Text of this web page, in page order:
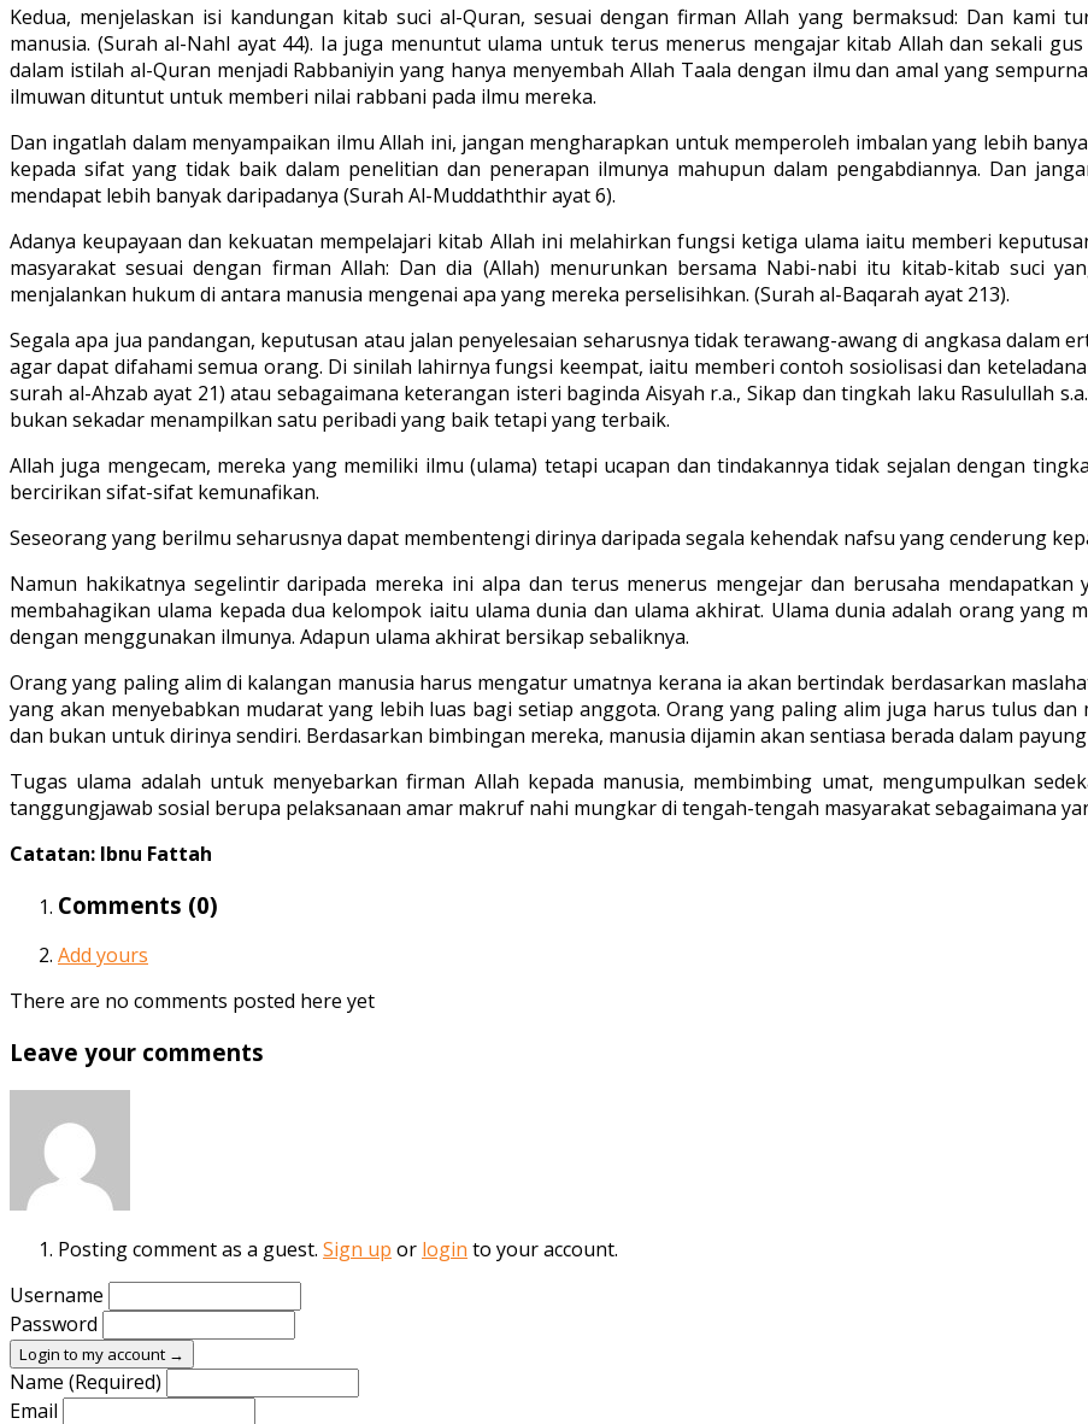
Kedua, menjelaskan isi kandungan kitab suci al-Quran, sesuai dengan firman Allah yang bermaksud: Dan kami
manusia. (Surah al-Nahl ayat 44). Ia juga menuntut ulama untuk terus menerus mengajar kitab Allah dan sekali
dalam istilah al-Quran menjadi Rabbaniyin yang hanya menyembah Allah Taala dengan ilmu dan amal yang
ilmuwan dituntut untuk memberi nilai rabbani pada ilmu mereka.
Dan ingatlah dalam menyampaikan ilmu Allah ini, jangan mengharapkan untuk memperoleh imbalan yang lebih
kepada sifat yang tidak baik dalam penelitian dan penerapan ilmunya mahupun dalam pengabdiannya. Dan
mendapat lebih banyak daripadanya (Surah Al-Muddaththir ayat 6).
Adanya keupayaan dan kekuatan mempelajari kitab Allah ini melahirkan fungsi ketiga ulama iaitu memberi
masyarakat sesuai dengan firman Allah: Dan dia (Allah) menurunkan bersama Nabi-nabi itu kitab-kitab suci
menjalankan hukum di antara manusia mengenai apa yang mereka perselisihkan. (Surah al-Baqarah ayat 213).
Segala apa jua pandangan, keputusan atau jalan penyelesaian seharusnya tidak terawang-awang di angkasa dalam
agar dapat difahami semua orang. Di sinilah lahirnya fungsi keempat, iaitu memberi contoh sosiolisasi dan
surah al-Ahzab ayat 21) atau sebagaimana keterangan isteri baginda Aisyah r.a., Sikap dan tingkah laku Rasulullah
bukan sekadar menampilkan satu peribadi yang baik tetapi yang terbaik.
Allah juga mengecam, mereka yang memiliki ilmu (ulama) tetapi ucapan dan tindakannya tidak sejalan dengan
bercirikan sifat-sifat kemunafikan.
Seseorang yang berilmu seharusnya dapat membentengi dirinya daripada segala kehendak nafsu yang cenderung
Namun hakikatnya segelintir daripada mereka ini alpa dan terus menerus mengejar dan berusaha
membahagikan ulama kepada dua kelompok iaitu ulama dunia dan ulama akhirat. Ulama dunia adalah orang yang
dengan menggunakan ilmunya. Adapun ulama akhirat bersikap sebaliknya.
Orang yang paling alim di kalangan manusia harus mengatur umatnya kerana ia akan bertindak berdasarkan
yang akan menyebabkan mudarat yang lebih luas bagi setiap anggota. Orang yang paling alim juga harus tulus
dan bukan untuk dirinya sendiri. Berdasarkan bimbingan mereka, manusia dijamin akan sentiasa berada dalam
Tugas ulama adalah untuk menyebarkan firman Allah kepada manusia, membimbing umat, mengumpulkan
tanggungjawab sosial berupa pelaksanaan amar makruf nahi mungkar di tengah-tengah masyarakat sebagaimana
Catatan: Ibnu Fattah
Comments (0)
Add yours
There are no comments posted here yet
Leave your comments
Posting comment as a guest. Sign up or login to your account.
Username
Password
Login to my account →
Name (Required)
Email